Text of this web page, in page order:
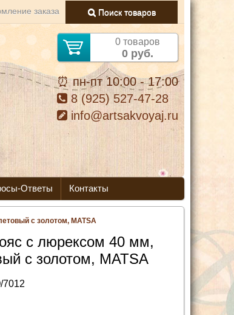
заказа Поиск товаров
0 товаров
0 руб.
⏰ пн-пт 10:00 - 17:00
8 (925) 527-47-28
info@artsakvoyaj.ru
Ответы Контакты
с золотом, MATSA
с люрексом 40 мм,
с золотом, MATSA
7012